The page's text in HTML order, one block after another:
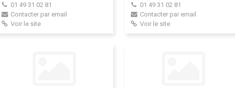
01 49 31 02 81
Contacter par email
Voir le site
01 49 31 02 81
Contacter par email
Voir le site